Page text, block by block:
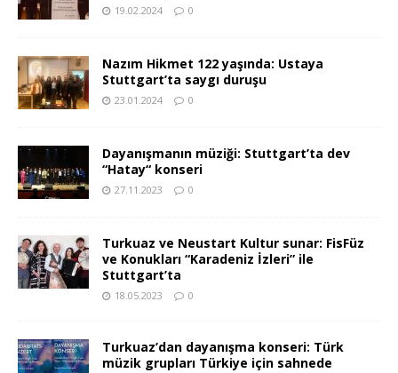
19.02.2024 0
Nazım Hikmet 122 yaşında: Ustaya
Stuttgart’ta saygı duruşu
23.01.2024 0
Dayanışmanın müziği: Stuttgart’ta dev
“Hatay“ konseri
27.11.2023 0
Turkuaz ve Neustart Kultur sunar: FisFüz
ve Konukları “Karadeniz İzleri” ile
Stuttgart’ta
18.05.2023 0
Turkuaz’dan dayanışma konseri: Türk
müzik grupları Türkiye için sahnede